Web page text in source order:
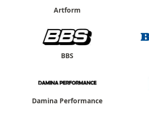
Artform
BBS
Damina Performance